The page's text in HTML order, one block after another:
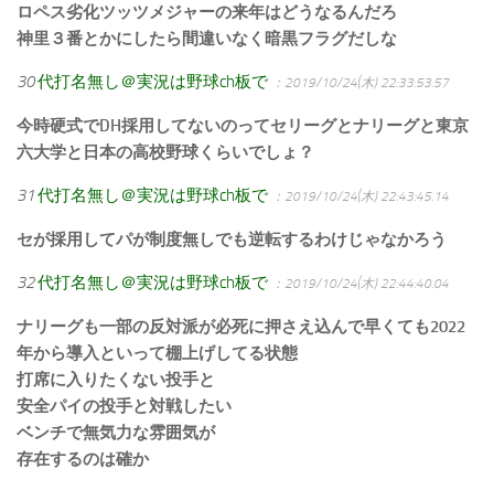
ロペス劣化ツッツメジャーの来年はどうなるんだろ
神里３番とかにしたら間違いなく暗黒フラグだしな
30代打名無し＠実況は野球ch板で ：2019/10/24(木) 22:33:53.57
今時硬式でDH採用してないのってセリーグとナリーグと東京
六大学と日本の高校野球くらいでしょ？
31代打名無し＠実況は野球ch板で ：2019/10/24(木) 22:43:45.14
セが採用してパが制度無しでも逆転するわけじゃなかろう
32代打名無し＠実況は野球ch板で ：2019/10/24(木) 22:44:40.04
ナリーグも一部の反対派が必死に押さえ込んで早くても2022
年から導入といって棚上げしてる状態
打席に入りたくない投手と
安全パイの投手と対戦したい
ベンチで無気力な雰囲気が
存在するのは確か